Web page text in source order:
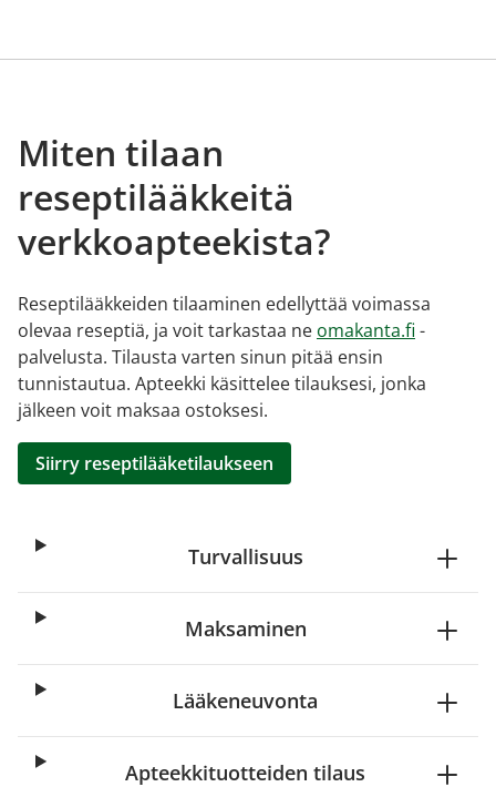
Miten tilaan
reseptilääkkeitä
verkkoapteekista?
Reseptilääkkeiden tilaaminen edellyttää voimassa
olevaa reseptiä, ja voit tarkastaa ne omakanta.fi -
palvelusta. Tilausta varten sinun pitää ensin
tunnistautua. Apteekki käsittelee tilauksesi, jonka
jälkeen voit maksaa ostoksesi.
Siirry reseptilääketilaukseen
Turvallisuus
Maksaminen
Lääkeneuvonta
Apteekkituotteiden tilaus